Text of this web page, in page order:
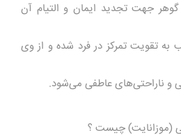
جهت تجدید ایمان و التیام آن
به تقویت تمرکز در فرد شده و از وی
و ناراحتی‌های عاطفی می‌شود.
(موزانایت) چیست ؟